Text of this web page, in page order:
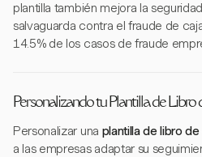
plantilla también mejora la
salvaguarda contra el fraude de
14.5% de los casos de fraude
Personalizando tu Plantilla de Libro
Personalizar una plantilla de libro
a las empresas adaptar su